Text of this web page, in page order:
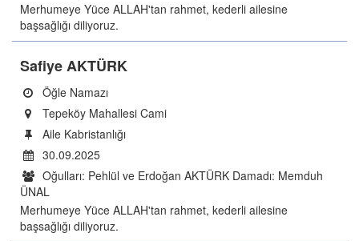
Merhumeye Yüce ALLAH'tan rahmet, kederli ailesine
başsağlığı diliyoruz.
Safiye AKTÜRK
Öğle Namazı
Tepeköy Mahallesi Cami
Aile Kabristanlığı
30.09.2025
Oğulları: Pehlül ve Erdoğan AKTÜRK Damadı: Memduh
ÜNAL
Merhumeye Yüce ALLAH'tan rahmet, kederli ailesine
başsağlığı diliyoruz.